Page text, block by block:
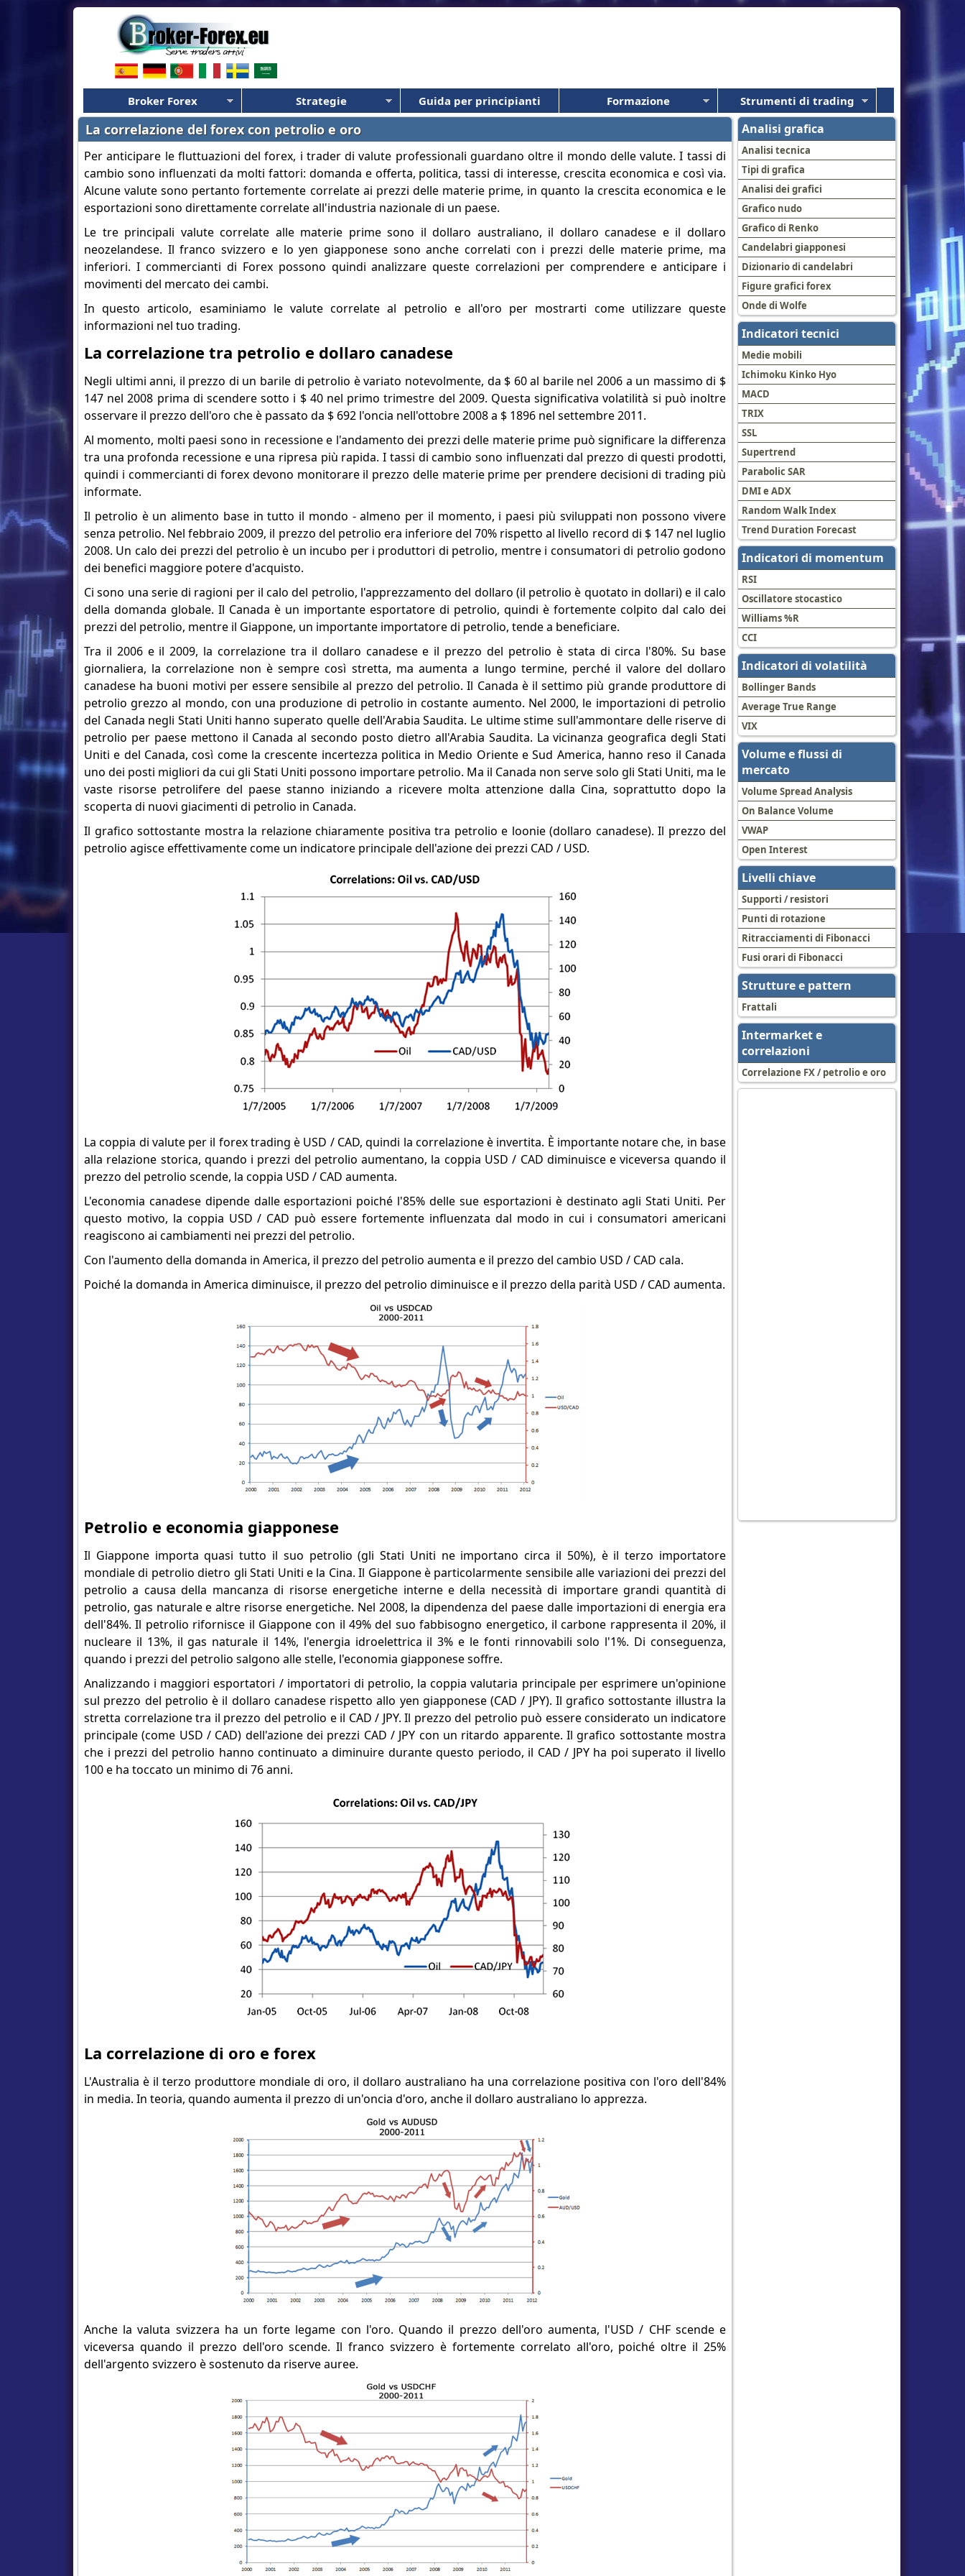
Broker Forex Strategie Guida per principianti Formazione Strumenti di trading
Analisi grafica
Analisi tecnica
Tipi di grafica
Analisi dei grafici
Grafico nudo
Grafico di Renko
Candelabri giapponesi
Dizionario di candelabri
Figure grafici forex
Onde di Wolfe
Indicatori tecnici
Medie mobili
Ichimoku Kinko Hyo
MACD
TRIX
SSL
Supertrend
Parabolic SAR
DMI e ADX
Random Walk Index
Trend Duration Forecast
Indicatori di momentum
RSI
Oscillatore stocastico
Williams %R
CCI
Indicatori di volatilità
Bollinger Bands
Average True Range
VIX
Volume e flussi di
mercato
Volume Spread Analysis
On Balance Volume
VWAP
Open Interest
Livelli chiave
Supporti / resistori
Punti di rotazione
Ritracciamenti di Fibonacci
Fusi orari di Fibonacci
Strutture e pattern
Frattali
Intermarket e
correlazioni
Correlazione FX / petrolio e oro
La correlazione del forex con petrolio e oro
Per anticipare le fluttuazioni del forex, i trader di valute professionali guardano oltre il mondo delle valute. I tassi di
cambio sono influenzati da molti fattori: domanda e offerta, politica, tassi di interesse, crescita economica e così via.
Alcune valute sono pertanto fortemente correlate ai prezzi delle materie prime, in quanto la crescita economica e le
esportazioni sono direttamente correlate all'industria nazionale di un paese.
Le tre principali valute correlate alle materie prime sono il dollaro australiano, il dollaro canadese e il dollaro
neozelandese. Il franco svizzero e lo yen giapponese sono anche correlati con i prezzi delle materie prime, ma
inferiori. I commercianti di Forex possono quindi analizzare queste correlazioni per comprendere e anticipare i
movimenti del mercato dei cambi.
In questo articolo, esaminiamo le valute correlate al petrolio e all'oro per mostrarti come utilizzare queste
informazioni nel tuo trading.
La correlazione tra petrolio e dollaro canadese
Negli ultimi anni, il prezzo di un barile di petrolio è variato notevolmente, da $ 60 al barile nel 2006 a un massimo di $
147 nel 2008 prima di scendere sotto i $ 40 nel primo trimestre del 2009. Questa significativa volatilità si può inoltre
osservare il prezzo dell'oro che è passato da $ 692 l'oncia nell'ottobre 2008 a $ 1896 nel settembre 2011.
Al momento, molti paesi sono in recessione e l'andamento dei prezzi delle materie prime può significare la differenza
tra una profonda recessione e una ripresa più rapida. I tassi di cambio sono influenzati dal prezzo di questi prodotti,
quindi i commercianti di forex devono monitorare il prezzo delle materie prime per prendere decisioni di trading più
informate.
Il petrolio è un alimento base in tutto il mondo - almeno per il momento, i paesi più sviluppati non possono vivere
senza petrolio. Nel febbraio 2009, il prezzo del petrolio era inferiore del 70% rispetto al livello record di $ 147 nel luglio
2008. Un calo dei prezzi del petrolio è un incubo per i produttori di petrolio, mentre i consumatori di petrolio godono
dei benefici maggiore potere d'acquisto.
Ci sono una serie di ragioni per il calo del petrolio, l'apprezzamento del dollaro (il petrolio è quotato in dollari) e il calo
della domanda globale. Il Canada è un importante esportatore di petrolio, quindi è fortemente colpito dal calo dei
prezzi del petrolio, mentre il Giappone, un importante importatore di petrolio, tende a beneficiare.
Tra il 2006 e il 2009, la correlazione tra il dollaro canadese e il prezzo del petrolio è stata di circa l'80%. Su base
giornaliera, la correlazione non è sempre così stretta, ma aumenta a lungo termine, perché il valore del dollaro
canadese ha buoni motivi per essere sensibile al prezzo del petrolio. Il Canada è il settimo più grande produttore di
petrolio grezzo al mondo, con una produzione di petrolio in costante aumento. Nel 2000, le importazioni di petrolio
del Canada negli Stati Uniti hanno superato quelle dell'Arabia Saudita. Le ultime stime sull'ammontare delle riserve di
petrolio per paese mettono il Canada al secondo posto dietro all'Arabia Saudita. La vicinanza geografica degli Stati
Uniti e del Canada, così come la crescente incertezza politica in Medio Oriente e Sud America, hanno reso il Canada
uno dei posti migliori da cui gli Stati Uniti possono importare petrolio. Ma il Canada non serve solo gli Stati Uniti, ma le
vaste risorse petrolifere del paese stanno iniziando a ricevere molta attenzione dalla Cina, soprattutto dopo la
scoperta di nuovi giacimenti di petrolio in Canada.
Il grafico sottostante mostra la relazione chiaramente positiva tra petrolio e loonie (dollaro canadese). Il prezzo del
petrolio agisce effettivamente come un indicatore principale dell'azione dei prezzi CAD / USD.
La coppia di valute per il forex trading è USD / CAD, quindi la correlazione è invertita. È importante notare che, in base
alla relazione storica, quando i prezzi del petrolio aumentano, la coppia USD / CAD diminuisce e viceversa quando il
prezzo del petrolio scende, la coppia USD / CAD aumenta.
L'economia canadese dipende dalle esportazioni poiché l'85% delle sue esportazioni è destinato agli Stati Uniti. Per
questo motivo, la coppia USD / CAD può essere fortemente influenzata dal modo in cui i consumatori americani
reagiscono ai cambiamenti nei prezzi del petrolio.
Con l'aumento della domanda in America, il prezzo del petrolio aumenta e il prezzo del cambio USD / CAD cala.
Poiché la domanda in America diminuisce, il prezzo del petrolio diminuisce e il prezzo della parità USD / CAD aumenta.
Petrolio e economia giapponese
Il Giappone importa quasi tutto il suo petrolio (gli Stati Uniti ne importano circa il 50%), è il terzo importatore
mondiale di petrolio dietro gli Stati Uniti e la Cina. Il Giappone è particolarmente sensibile alle variazioni dei prezzi del
petrolio a causa della mancanza di risorse energetiche interne e della necessità di importare grandi quantità di
petrolio, gas naturale e altre risorse energetiche. Nel 2008, la dipendenza del paese dalle importazioni di energia era
dell'84%. Il petrolio rifornisce il Giappone con il 49% del suo fabbisogno energetico, il carbone rappresenta il 20%, il
nucleare il 13%, il gas naturale il 14%, l'energia idroelettrica il 3% e le fonti rinnovabili solo l'1%. Di conseguenza,
quando i prezzi del petrolio salgono alle stelle, l'economia giapponese soffre.
Analizzando i maggiori esportatori / importatori di petrolio, la coppia valutaria principale per esprimere un'opinione
sul prezzo del petrolio è il dollaro canadese rispetto allo yen giapponese (CAD / JPY). Il grafico sottostante illustra la
stretta correlazione tra il prezzo del petrolio e il CAD / JPY. Il prezzo del petrolio può essere considerato un indicatore
principale (come USD / CAD) dell'azione dei prezzi CAD / JPY con un ritardo apparente. Il grafico sottostante mostra
che i prezzi del petrolio hanno continuato a diminuire durante questo periodo, il CAD / JPY ha poi superato il livello
100 e ha toccato un minimo di 76 anni.
La correlazione di oro e forex
L'Australia è il terzo produttore mondiale di oro, il dollaro australiano ha una correlazione positiva con l'oro dell'84%
in media. In teoria, quando aumenta il prezzo di un'oncia d'oro, anche il dollaro australiano lo apprezza.
Anche la valuta svizzera ha un forte legame con l'oro. Quando il prezzo dell'oro aumenta, l'USD / CHF scende e
viceversa quando il prezzo dell'oro scende. Il franco svizzero è fortemente correlato all'oro, poiché oltre il 25%
dell'argento svizzero è sostenuto da riserve auree.